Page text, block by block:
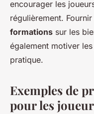
encourager les
régulièrement.
formations sur les
également motiver
pratique.
Exemples de
pour les